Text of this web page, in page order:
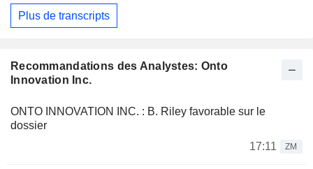
Plus de transcripts
Recommandations des Analystes: Onto
Innovation Inc.
ONTO INNOVATION INC. : B. Riley favorable sur le
dossier
17:11
ZM